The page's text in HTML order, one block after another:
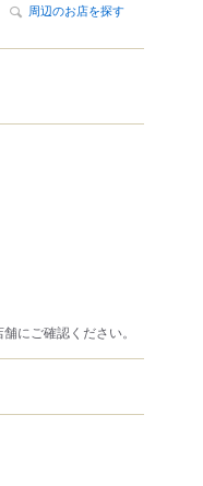
周辺のお店を探す
にご確認ください。